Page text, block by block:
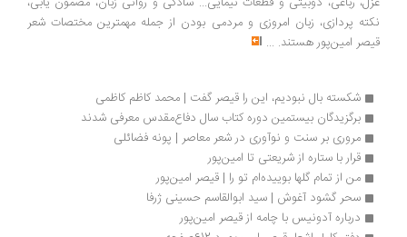
نکته پردازی، زبان امروزی و مردمی بودن از جمله مهمترین مختصات شعر
قیصر امین‌پور هستند. ...
شکسته بال نبودیم، این را قیصر گفت | محمد کاظم کاظمی
برگزیدگان بیستمین دوره کتاب سال دفاع‌مقدس معرفی شدند
مروری بر سنت و نوآوری در شعر معاصر | پونه فضائلی
قرار با ستاره از شریعتی تا امین‌پور
من از تمام گلها بوييده‌ام تو را | قیصر امین‌پور
سحر گشود آغوش | سید ابوالقاسم حسینی ژرفا
درباره آدونیس با چامه از قیصر امین‌پور